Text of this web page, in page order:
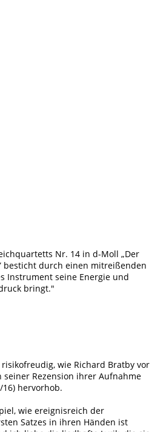
Nr. 14 in d-Moll „Der
besticht durch einen mitreißenden
Instrument seine Energie und
bringt."
wie Richard Bratby vor
seiner Rezension ihrer Aufnahme
16) hervorhob.
wie ereignisreich der
Satzes in ihren Händen ist